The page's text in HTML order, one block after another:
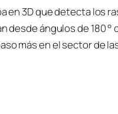
en 3D que detecta los
ángulos de 180 °
más en el sector de